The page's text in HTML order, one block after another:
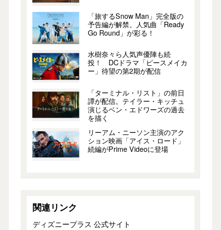
「旅するSnow Man」完全版の
予告編が解禁。人気曲「Ready
Go Round」が彩る！
水樹奈々ら人気声優陣も続
投！ DCドラマ「ピースメイカ
ー」待望の第2期が配信
「ターミナル・リスト」の前日
譚が配信。テイラー・キッチュ
演じるベン・エドワーズの過去
を描く
リーアム・ニーソン主演のアク
ション映画「アイス・ロード」
続編がPrime Videoに登場
関連リンク
ディズニープラス 公式サイト